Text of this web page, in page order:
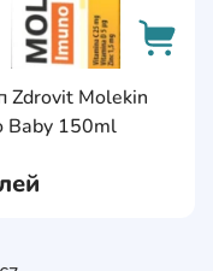
Zdrovit Molekin
Baby 150ml